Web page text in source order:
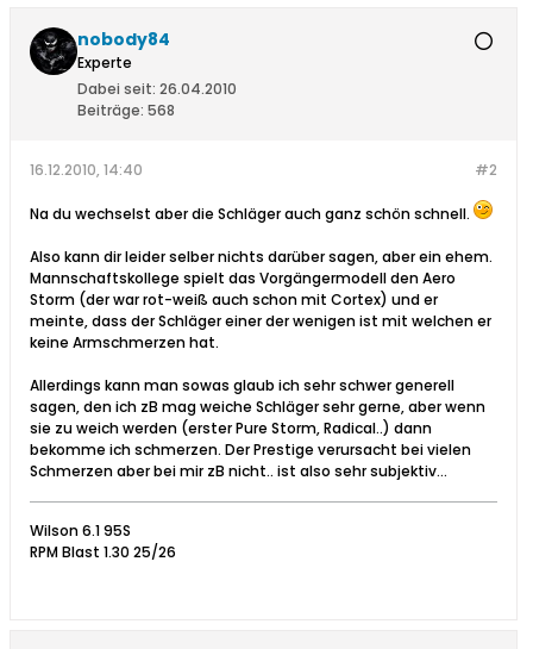
nobody84
Experte
Dabei seit: 26.04.2010
Beiträge: 568
#2
16.12.2010, 14:40
Na du wechselst aber die Schläger auch ganz schön schnell.
Also kann dir leider selber nichts darüber sagen, aber ein ehem.
Mannschaftskollege spielt das Vorgängermodell den Aero
Storm (der war rot-weiß auch schon mit Cortex) und er
meinte, dass der Schläger einer der wenigen ist mit welchen er
keine Armschmerzen hat.
Allerdings kann man sowas glaub ich sehr schwer generell
sagen, den ich zB mag weiche Schläger sehr gerne, aber wenn
sie zu weich werden (erster Pure Storm, Radical..) dann
bekomme ich schmerzen. Der Prestige verursacht bei vielen
Schmerzen aber bei mir zB nicht.. ist also sehr subjektiv...
Wilson 6.1 95S
RPM Blast 1.30 25/26